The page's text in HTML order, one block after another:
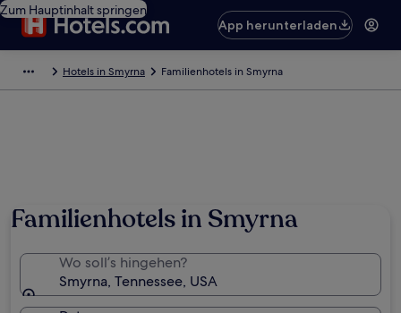
Zum Hauptinhalt springen
App herunterladen
Hotels in Smyrna Familienhotels in Smyrna
Familienhotels in Smyrna
Wo soll’s hingehen?
Smyrna, Tennessee, USA